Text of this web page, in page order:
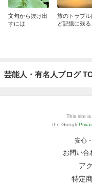
文句から抜け出
すには
旅のトラブル
ど記憶に残る
芸能人・有名人ブログ
This site
the Google
安心
お問い合
ア
特定